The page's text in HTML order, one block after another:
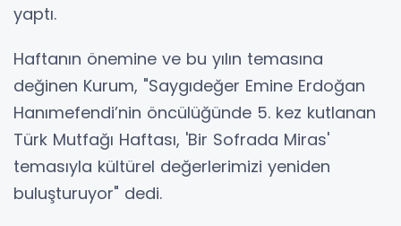
yaptı.
Haftanın önemine ve bu yılın temasına
değinen Kurum, "Saygıdeğer Emine Erdoğan
Hanımefendi’nin öncülüğünde 5. kez kutlanan
Türk Mutfağı Haftası, 'Bir Sofrada Miras'
temasıyla kültürel değerlerimizi yeniden
buluşturuyor" dedi.